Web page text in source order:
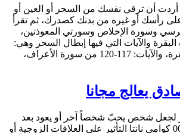
أردت أن ترقي نفسك من السحر أو العين أو
رأسك أو غيره من بدنك كصدرك، ثم تقرأ
وسورة الإخلاص وسورتي المعوذتين،
والآيات التي فيها إبطال السحر وهي:
آية: 102 من سورة البقرة، والآيات: 117-120 من سورة الأعراف،
يعالج مجانا
لجعل شخص يحبّ شخصاً آخر أو يعود بعد
الفراق 0015067155424 كوامي نانتا التأثير على العلاقات الزوجية أو